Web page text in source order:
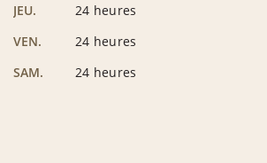
JEU.
24 heures
VEN.
24 heures
SAM.
24 heures